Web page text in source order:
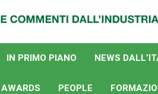
IN PRIMO PIANO NEWS
AWARDS PEOPLE